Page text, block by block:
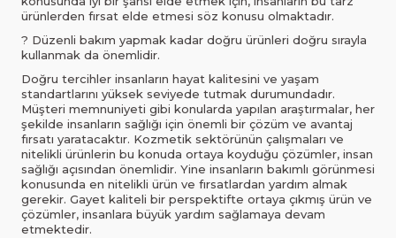
ürünlerden fırsat elde etmesi söz konusu olmaktadır.
? Düzenli bakım yapmak kadar doğru ürünleri doğru sırayla
kullanmak da önemlidir.
Doğru tercihler insanların hayat kalitesini ve yaşam
standartlarını yüksek seviyede tutmak durumundadır.
Müşteri memnuniyeti gibi konularda yapılan araştırmalar, her
şekilde insanların sağlığı için önemli bir çözüm ve avantaj
fırsatı yaratacaktır. Kozmetik sektörünün çalışmaları ve
nitelikli ürünlerin bu konuda ortaya koyduğu çözümler, insan
sağlığı açısından önemlidir. Yine insanların bakımlı görünmesi
konusunda en nitelikli ürün ve fırsatlardan yardım almak
gerekir. Gayet kaliteli bir perspektifte ortaya çıkmış ürün ve
çözümler, insanlara büyük yardım sağlamaya devam
etmektedir.